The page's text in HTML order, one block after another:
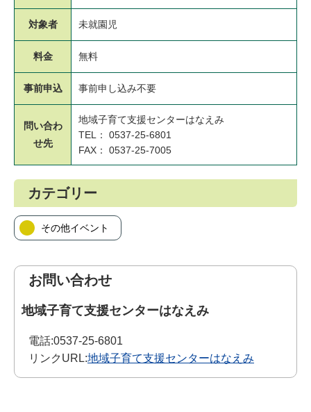
対象者 未就園児
料金 無料
事前申込 事前申し込み不要
問い合わ
せ先
地域子育て支援センターはなえみ
TEL： 0537-25-6801
FAX： 0537-25-7005
カテゴリー
その他イベント
お問い合わせ
地域子育て支援センターはなえみ
電話:0537-25-6801
リンクURL:地域子育て支援センターはなえみ